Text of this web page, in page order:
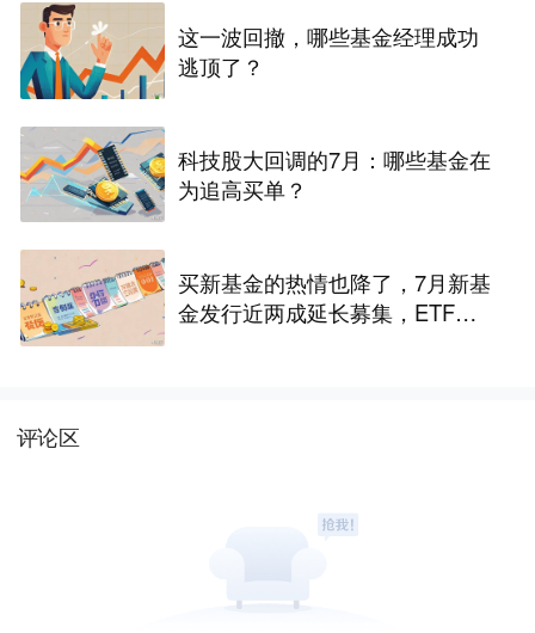
这一波回撤，哪些基金经理成功
逃顶了？
科技股大回调的7月：哪些基金在
为追高买单？
买新基金的热情也降了，7月新基
金发行近两成延长募集，ETF占
评论区